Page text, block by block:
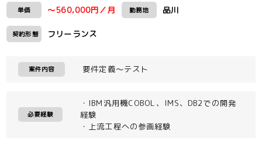
単価 ～560,000円／月 勤務地 品川
契約形態 フリーランス
案件内容 要件定義～テスト
必要経験
・IBM汎用機COBOL、IMS、DB2での開発
経験
・上流工程への参画経験